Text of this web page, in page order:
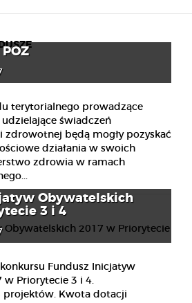
terytorialnego prowadzące
świadczeń
będą mogły pozyskać
działania w swoich
zdrowia w ramach
Obywatelskich
3 i 4
Fundusz Inicjatyw
w Priorytecie 3 i 4.
projektów. Kwota dotacji